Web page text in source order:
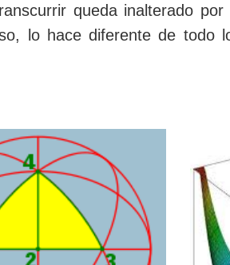
queda inalterado
lo hace diferente de todo